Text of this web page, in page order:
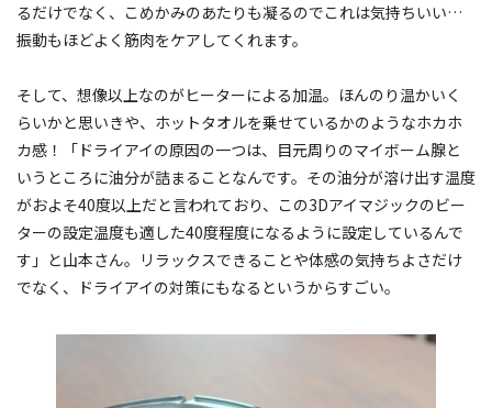
るだけでなく、こめかみのあたりも凝るのでこれは気持ちいい…
振動もほどよく筋肉をケアしてくれます。
そして、想像以上なのがヒーターによる加温。ほんのり温かいく
らいかと思いきや、ホットタオルを乗せているかのようなホカホ
カ感！「ドライアイの原因の一つは、目元周りのマイボーム腺と
いうところに油分が詰まることなんです。その油分が溶け出す温度
がおよそ40度以上だと言われており、この3Dアイマジックのビー
ターの設定温度も適した40度程度になるように設定しているんで
す」と山本さん。リラックスできることや体感の気持ちよさだけ
でなく、ドライアイの対策にもなるというからすごい。